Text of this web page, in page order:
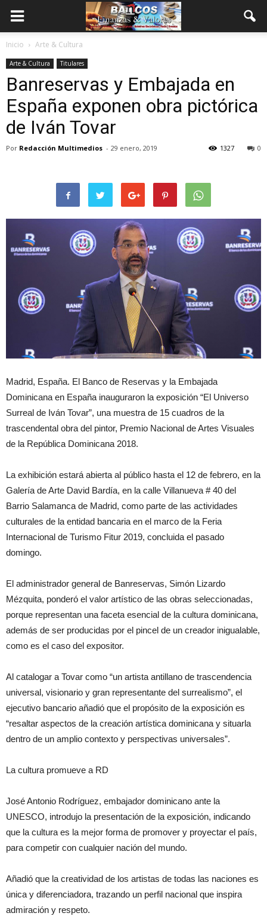
Inicio Arte & Cultura
Arte & Cultura Titulares
Banreservas y Embajada en
España exponen obra pictórica
de Iván Tovar
Por Redacción Multimedios - 29 enero, 2019 0
1327
Madrid, España. El Banco de Reservas y la Embajada
Dominicana en España inauguraron la exposición “El Universo
Surreal de Iván Tovar”, una muestra de 15 cuadros de la
trascendental obra del pintor, Premio Nacional de Artes Visuales
de la República Dominicana 2018.
La exhibición estará abierta al público hasta el 12 de febrero, en la
Galería de Arte David Bardía, en la calle Villanueva # 40 del
Barrio Salamanca de Madrid, como parte de las actividades
culturales de la entidad bancaria en el marco de la Feria
Internacional de Turismo Fitur 2019, concluida el pasado
domingo.
El administrador general de Banreservas, Simón Lizardo
Mézquita, ponderó el valor artístico de las obras seleccionadas,
porque representan una faceta esencial de la cultura dominicana,
además de ser producidas por el pincel de un creador inigualable,
como es el caso del expositor.
Al catalogar a Tovar como “un artista antillano de trascendencia
universal, visionario y gran representante del surrealismo”, el
ejecutivo bancario añadió que el propósito de la exposición es
“resaltar aspectos de la creación artística dominicana y situarla
dentro de un amplio contexto y perspectivas universales”.
La cultura promueve a RD
José Antonio Rodríguez, embajador dominicano ante la
UNESCO, introdujo la presentación de la exposición, indicando
que la cultura es la mejor forma de promover y proyectar el país,
para competir con cualquier nación del mundo.
Añadió que la creatividad de los artistas de todas las naciones es
única y diferenciadora, trazando un perfil nacional que inspira
admiración y respeto.